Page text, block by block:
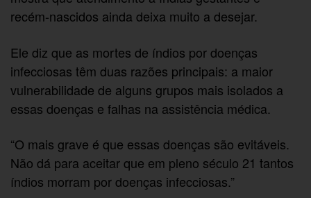
recém-nascidos ainda deixa muito a desejar.
Ele diz que as mortes de índios por doenças
infecciosas têm duas razões principais: a maior
vulnerabilidade de alguns grupos mais isolados a
essas doenças e falhas na assistência médica.
“O mais grave é que essas doenças são evitáveis.
Não dá para aceitar que em pleno século 21 tantos
índios morram por doenças infecciosas.”